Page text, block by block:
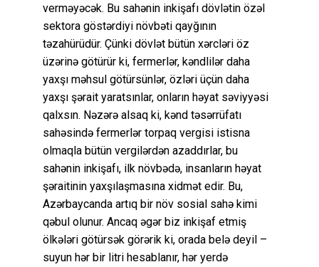
verməyəcək. Bu sahənin inkişafı dövlətin özəl
sektora göstərdiyi növbəti qayğının
təzahürüdür. Çünki dövlət bütün xərcləri öz
üzərinə götürür ki, fermerlər, kəndlilər daha
yaxşı məhsul götürsünlər, özləri üçün daha
yaxşı şərait yaratsınlar, onların həyat səviyyəsi
qalxsın. Nəzərə alsaq ki, kənd təsərrüfatı
sahəsində fermerlər torpaq vergisi istisna
olmaqla bütün vergilərdən azaddırlar, bu
sahənin inkişafı, ilk növbədə, insanların həyat
şəraitinin yaxşılaşmasına xidmət edir. Bu,
Azərbaycanda artıq bir növ sosial sahə kimi
qəbul olunur. Ancaq əgər biz inkişaf etmiş
ölkələri götürsək görərik ki, orada belə deyil –
suyun hər bir litri hesablanır, hər yerdə